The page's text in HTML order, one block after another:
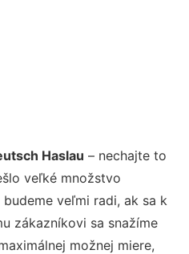
Haslau – nechajte to
veľké množstvo
veľmi radi, ak sa k
zákazníkovi sa snažíme
možnej miere,